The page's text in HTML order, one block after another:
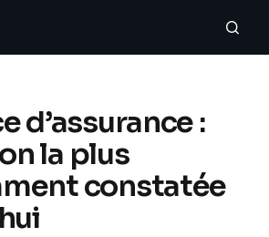
d’assurance :
la plus
constatée